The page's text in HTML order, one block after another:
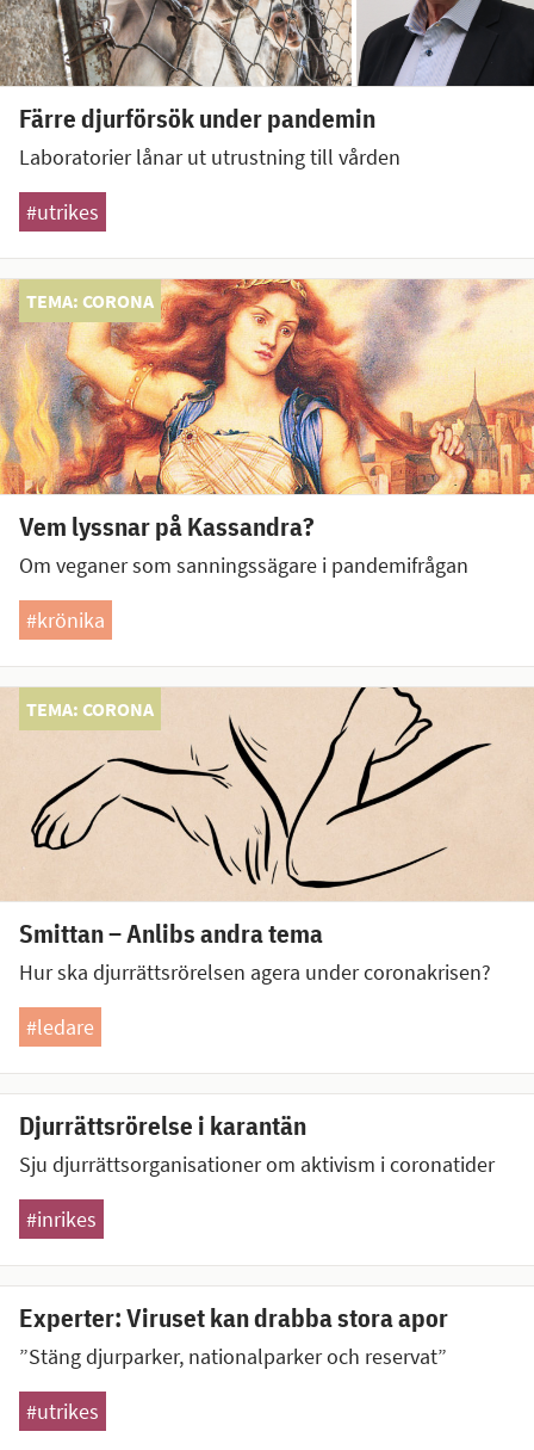
Färre djurförsök under pandemin
Laboratorier lånar ut utrustning till vården
#utrikes
TEMA: CORONA
Vem lyssnar på Kassandra?
Om veganer som sanningssägare i pandemifrågan
#krönika
TEMA: CORONA
Smittan – Anlibs andra tema
Hur ska djurrättsrörelsen agera under coronakrisen?
#ledare
Djurrättsrörelse i karantän
Sju djurrättsorganisationer om aktivism i coronatider
#inrikes
Experter: Viruset kan drabba stora apor
”Stäng djurparker, nationalparker och reservat”
#utrikes